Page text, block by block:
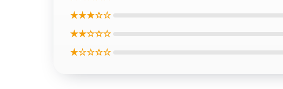
★★★☆☆
★★☆☆☆
★☆☆☆☆